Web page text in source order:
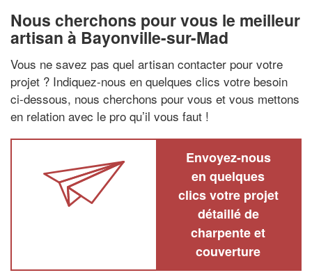
Nous cherchons pour vous le meilleur
artisan à Bayonville-sur-Mad
Vous ne savez pas quel artisan contacter pour votre
projet ? Indiquez-nous en quelques clics votre besoin
ci-dessous, nous cherchons pour vous et vous mettons
en relation avec le pro qu’il vous faut !
Envoyez-nous
en quelques
clics votre projet
détaillé de
charpente et
couverture